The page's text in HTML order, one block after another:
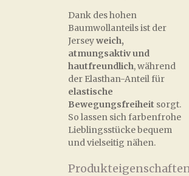
Dank des hohen
Baumwollanteils ist der
Jerseyweich,
atmungsaktiv und
hautfreundlich, während
der Elasthan-Anteil für
elastische
Bewegungsfreiheit sorgt.
So lassen sich farbenfrohe
Lieblingsstücke bequem
und vielseitig nähen.